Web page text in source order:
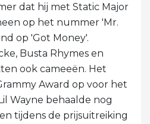
dat hij met Static Major
op het nummer 'Mr.
op 'Got Money'.
Busta Rhymes en
ook cameeën. Het
Award op voor het
Wayne behaalde nog
tijdens de prijsuitreiking